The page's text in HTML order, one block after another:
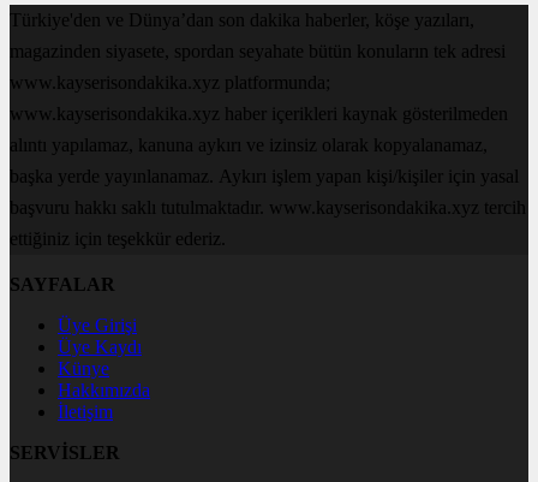
Türkiye'den ve Dünya’dan son dakika haberler, köşe yazıları,
magazinden siyasete, spordan seyahate bütün konuların tek adresi
www.kayserisondakika.xyz platformunda;
www.kayserisondakika.xyz haber içerikleri kaynak gösterilmeden
alıntı yapılamaz, kanuna aykırı ve izinsiz olarak kopyalanamaz,
başka yerde yayınlanamaz. Aykırı işlem yapan kişi/kişiler için yasal
başvuru hakkı saklı tutulmaktadır. www.kayserisondakika.xyz tercih
ettiğiniz için teşekkür ederiz.
SAYFALAR
Üye Girişi
Üye Kaydı
Künye
Hakkımızda
İletişim
SERVİSLER